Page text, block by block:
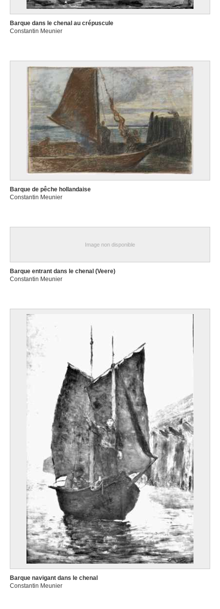
Barque dans le chenal au crépuscule
Constantin Meunier
Barque de pêche hollandaise
Constantin Meunier
Image non disponible
Barque entrant dans le chenal (Veere)
Constantin Meunier
Barque navigant dans le chenal
Constantin Meunier